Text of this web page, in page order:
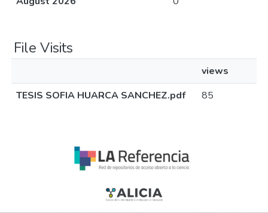
File Visits
views
TESIS SOFIA HUARCA SANCHEZ.pdf
85